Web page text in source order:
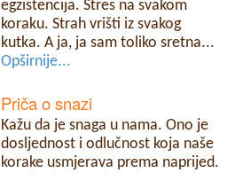
egzistencija. Stres na svakom
koraku. Strah vrišti iz svakog
kutka. A ja, ja sam toliko sretna...
Opširnije...
Priča o snazi
Kažu da je snaga u nama. Ono je
dosljednost i odlučnost koja naše
korake usmjerava prema naprijed.